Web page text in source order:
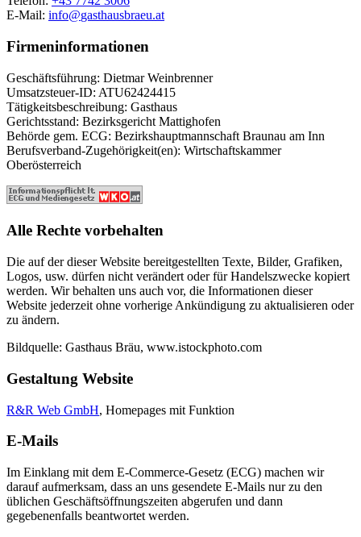
E-Mail: info@gasthausbraeu.at
Firmeninformationen
Geschäftsführung: Dietmar Weinbrenner
Umsatzsteuer-ID: ATU62424415
Tätigkeitsbeschreibung: Gasthaus
Gerichtsstand: Bezirksgericht Mattighofen
Behörde gem. ECG: Bezirkshauptmannschaft Braunau am Inn
Berufsverband-Zugehörigkeit(en): Wirtschaftskammer
Oberösterreich
Alle Rechte vorbehalten
Die auf der dieser Website bereitgestellten Texte, Bilder, Grafiken,
Logos, usw. dürfen nicht verändert oder für Handelszwecke kopiert
werden. Wir behalten uns auch vor, die Informationen dieser
Website jederzeit ohne vorherige Ankündigung zu aktualisieren oder
zu ändern.
Bildquelle: Gasthaus Bräu, www.istockphoto.com
Gestaltung Website
R&R Web GmbH, Homepages mit Funktion
E-Mails
Im Einklang mit dem E-Commerce-Gesetz (ECG) machen wir
darauf aufmerksam, dass an uns gesendete E-Mails nur zu den
üblichen Geschäftsöffnungszeiten abgerufen und dann
gegebenenfalls beantwortet werden.